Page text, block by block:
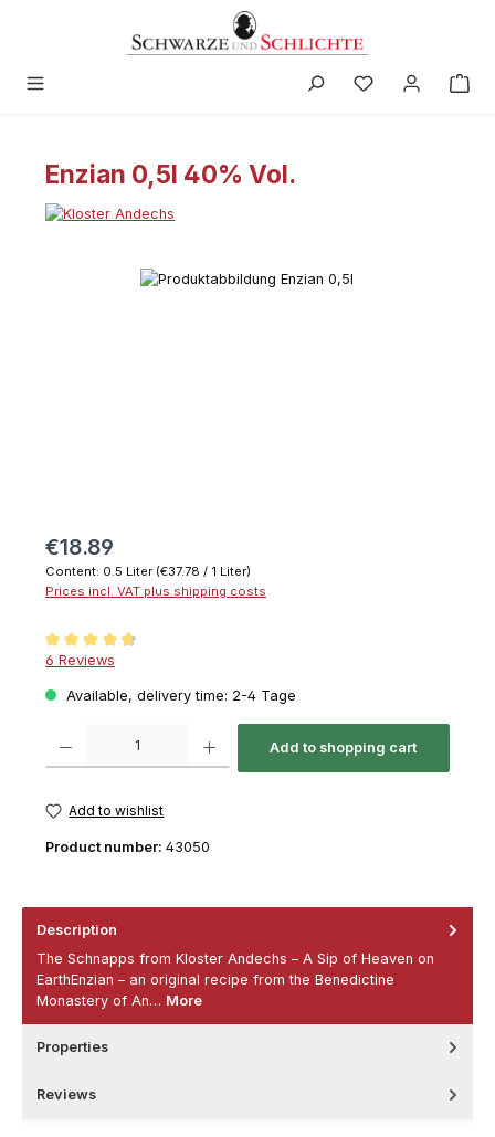
Enzian 0,5l 40% Vol.
Skip image gallery
€18.89
Content: 0.5 Liter (€37.78 / 1 Liter)
Prices incl. VAT plus shipping costs
Average rating of 4.6 out of 5 stars
6 Reviews
Available, delivery time: 2-4 Tage
Add to shopping cart
Add to wishlist
Product number: 43050
Description
The Schnapps from Kloster Andechs – A Sip of Heaven on
EarthEnzian – an original recipe from the Benedictine
Monastery of An… More
Properties
Reviews